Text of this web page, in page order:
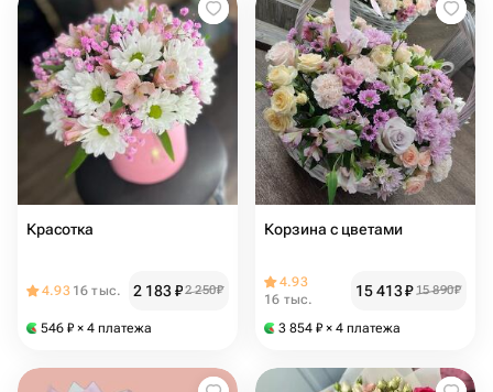
Красотка
4.93 16 тыс. 2 183₽2 250₽
546 ₽ × 4 платежа
Корзина с цветами
4.93
16 тыс.
15 413₽ 15 890₽
3 854 ₽ × 4 платежа